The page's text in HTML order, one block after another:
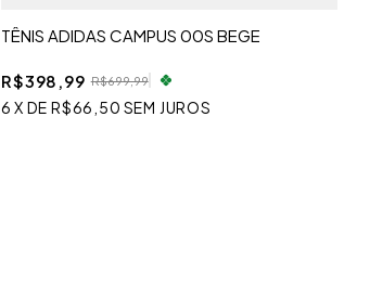
TÊNIS ADIDAS CAMPUS 00S BEGE
R$398,99 R$699,99
6 X DER$66,50 SEM JUROS